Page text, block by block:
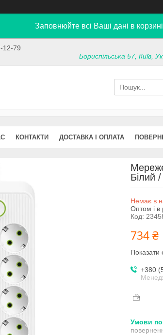
Заповнюйте всі Ваші дані в
12-79
Бориспільська 57, Київ,
КОНТАКТИ ДОСТАВКА І ОПЛАТА
Білий
Немає в
Оптом і в
Код:
734 ₴
Показати
+380